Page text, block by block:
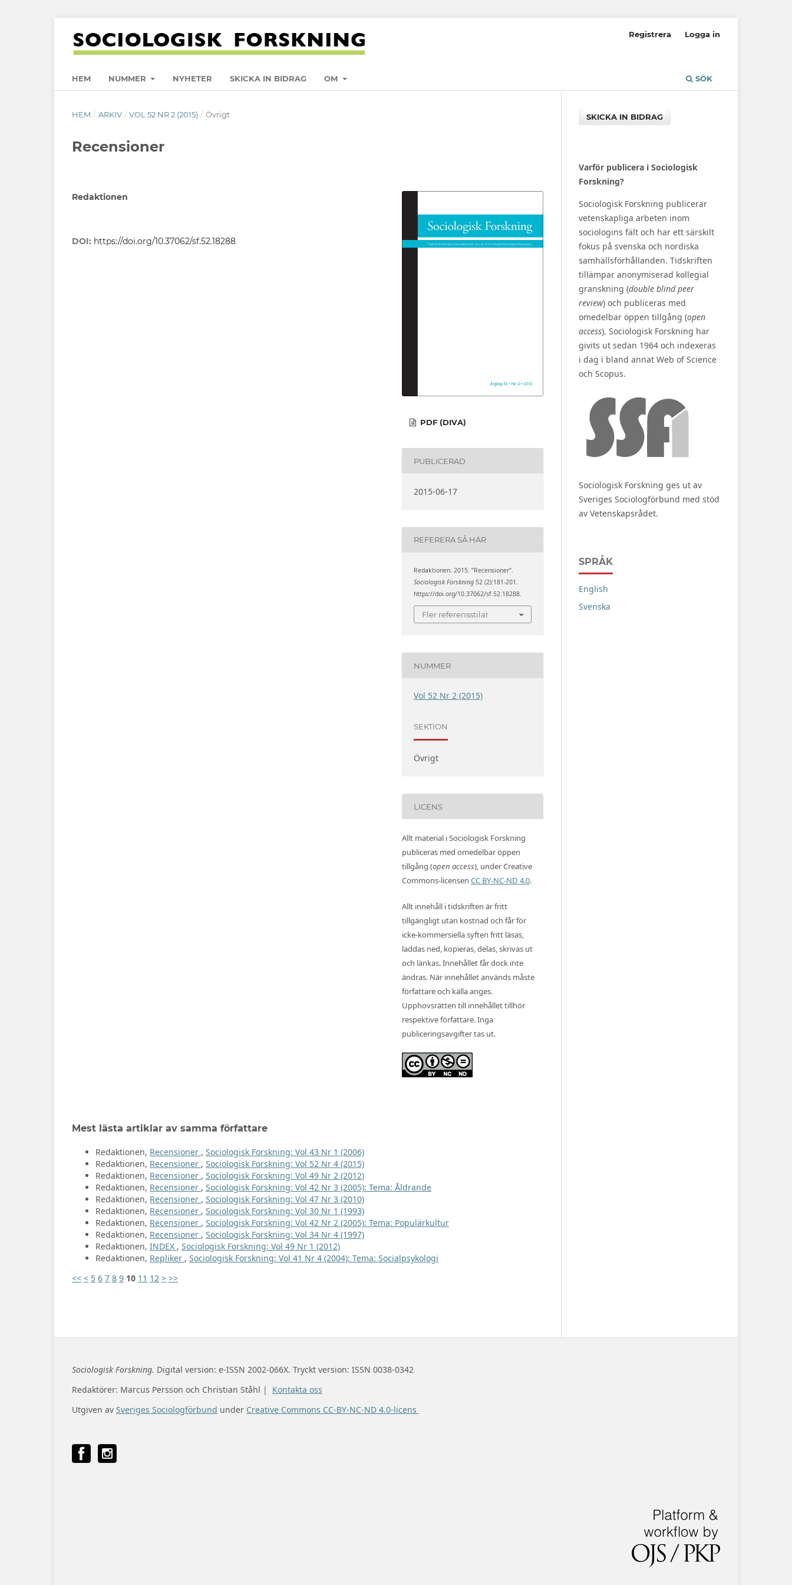
HEM NUMMER NYHETER SKICKA IN BIDRAG OM SÖK
Registrera Logga in
HEM / ARKIV / VOL 52 NR 2 (2015) / Övrigt
Recensioner
Redaktionen
DOI: https://doi.org/10.37062/sf.52.18288
PDF (DIVA)
PUBLICERAD
2015-06-17
REFERERA SÅ HÄR
Redaktionen. 2015. ”Recensioner”.
Sociologisk Forskning 52 (2):181-201.
https://doi.org/10.37062/sf.52.18288.
Fler referensstilar
NUMMER
Vol 52 Nr 2 (2015)
SEKTION
Övrigt
LICENS
Allt material i Sociologisk Forskning
publiceras med omedelbar öppen
tillgång (open access), under Creative
Commons-licensen CC BY-NC-ND 4.0.
Allt innehåll i tidskriften är fritt
tillgängligt utan kostnad och får för
icke-kommersiella syften fritt läsas,
laddas ned, kopieras, delas, skrivas ut
och länkas. Innehållet får dock inte
ändras. När innehållet används måste
författare och källa anges.
Upphovsrätten till innehållet tillhör
respektive författare. Inga
publiceringsavgifter tas ut.
Mest lästa artiklar av samma författare
Redaktionen, Recensioner , Sociologisk Forskning: Vol 43 Nr 1 (2006)
Redaktionen, Recensioner , Sociologisk Forskning: Vol 52 Nr 4 (2015)
Redaktionen, Recensioner , Sociologisk Forskning: Vol 49 Nr 2 (2012)
Redaktionen, Recensioner , Sociologisk Forskning: Vol 42 Nr 3 (2005): Tema: Åldrande
Redaktionen, Recensioner , Sociologisk Forskning: Vol 47 Nr 3 (2010)
Redaktionen, Recensioner , Sociologisk Forskning: Vol 30 Nr 1 (1993)
Redaktionen, Recensioner , Sociologisk Forskning: Vol 42 Nr 2 (2005): Tema: Populärkultur
Redaktionen, Recensioner , Sociologisk Forskning: Vol 34 Nr 4 (1997)
Redaktionen, INDEX , Sociologisk Forskning: Vol 49 Nr 1 (2012)
Redaktionen, Repliker , Sociologisk Forskning: Vol 41 Nr 4 (2004): Tema: Socialpsykologi
<< < 5 6 7 8 9 10 11 12 > >>
SKICKA IN BIDRAG
Varför publicera i Sociologisk
Forskning?
Sociologisk Forskning publicerar
vetenskapliga arbeten inom
sociologins fält och har ett särskilt
fokus på svenska och nordiska
samhällsförhållanden. Tidskriften
tillämpar anonymiserad kollegial
granskning (double blind peer
review) och publiceras med
omedelbar öppen tillgång (open
access). Sociologisk Forskning har
givits ut sedan 1964 och indexeras
i dag i bland annat Web of Science
och Scopus.
Sociologisk Forskning ges ut av
Sveriges Sociologförbund med stöd
av Vetenskapsrådet.
SPRÅK
English
Svenska
Sociologisk Forskning. Digital version: e-ISSN 2002-066X. Tryckt version: ISSN 0038-0342
Redaktörer: Marcus Persson och Christian Ståhl | Kontakta oss
Utgiven av Sveriges Sociologförbund under Creative Commons CC-BY-NC-ND 4.0-licens